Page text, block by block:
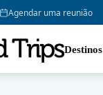
Agendar uma reunião
Destinos